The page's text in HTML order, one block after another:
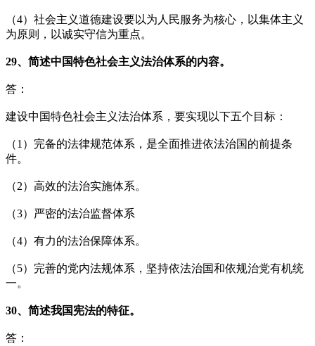
（4）社会主义道德建设要以为人民服务为核心，以集体主义
为原则，以诚实守信为重点。
29、简述中国特色社会主义法治体系的内容。
答：
建设中国特色社会主义法治体系，要实现以下五个目标：
（1）完备的法律规范体系，是全面推进依法治国的前提条
件。
（2）高效的法治实施体系。
（3）严密的法治监督体系
（4）有力的法治保障体系。
（5）完善的党内法规体系，坚持依法治国和依规治党有机统
一。
30、简述我国宪法的特征。
答：